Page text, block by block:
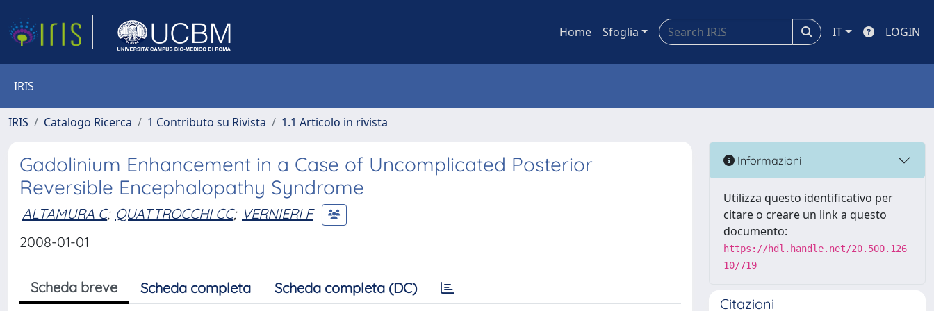
Home Sfoglia IT LOGIN
IRIS
IRIS Catalogo Ricerca 1 Contributo su Rivista 1.1 Articolo in rivista
Gadolinium Enhancement in a Case of Uncomplicated Posterior
Reversible Encephalopathy Syndrome
ALTAMURA C; QUATTROCCHI CC; VERNIERI F
2008-01-01
Scheda breve Scheda completa Scheda completa (DC)
Informazioni
Utilizza questo identificativo per
citare o creare un link a questo
documento:
https://hdl.handle.net/20.500.126
10/719
Citazioni